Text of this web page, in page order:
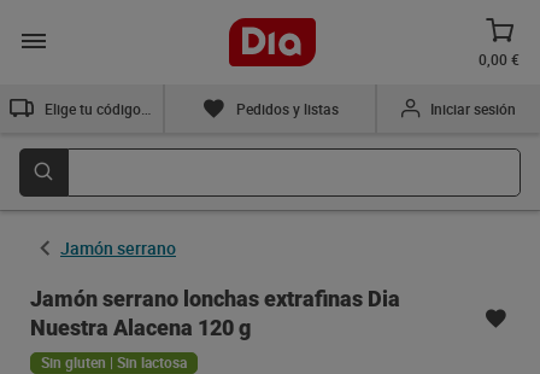
0,00 €
Pedidos y listas Iniciar sesión
Jamón serrano
Jamón serrano lonchas extrafinas Dia
Nuestra Alacena 120 g
Sin gluten | Sin lactosa